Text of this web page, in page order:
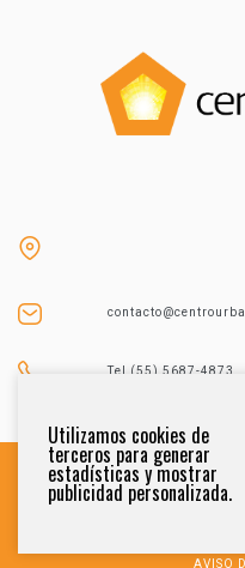
Tel (55) 5687-4873
AVISO
Utilizamos cookies de
terceros para generar
estadísticas y mostrar
publicidad personalizada.